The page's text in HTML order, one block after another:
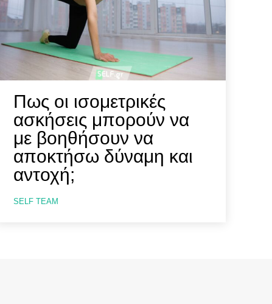
Πως οι ισομετρικές
ασκήσεις μπορούν να
με βοηθήσουν να
αποκτήσω δύναμη και
αντοχή;
SELF TEAM